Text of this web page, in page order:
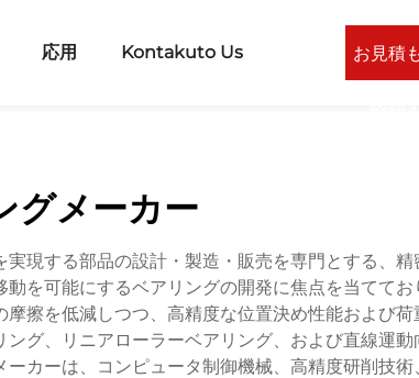
応用 Kontakuto Us お見積
グメーカー
現する部品の設計・製造・販売を専門とする、
を可能にするベアリングの開発に焦点を当てて
擦を低減しつつ、高精度な位置決め性能および
グ、リニアローラーベアリング、および直線運
カーは、コンピュータ制御機械、高精度研削技